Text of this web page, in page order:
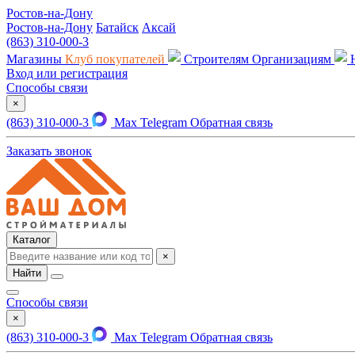
Ростов-на-Дону
Ростов-на-Дону Батайск Аксай
(863) 310-000-3
Магазины Клуб покупателей Строителям Организациям
Вход или регистрация
Способы связи
×
(863) 310-000-3 Max Telegram Обратная связь
Заказать звонок
Каталог
×
Найти
Способы связи
×
(863) 310-000-3 Max Telegram Обратная связь